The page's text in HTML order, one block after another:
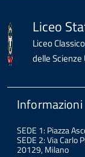
Liceo
Liceo
delle
Informazioni
SEDE 1: Piazza
SEDE 2: Via Carlo
20129, Milano